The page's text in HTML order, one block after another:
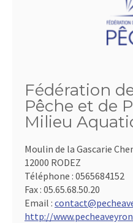
Fédération
Pêche et de
Milieu
Moulin de la Gascarie
12000 RODEZ
Téléphone : 0565684152
Fax : 05.65.68.50.20
Email :
http://